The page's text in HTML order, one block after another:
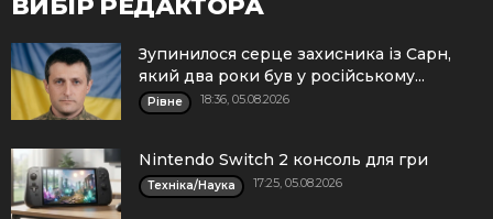
ВИБІР РЕДАКТОРА
Зупинилося серце захисника із Сарн,
який два роки був у російському...
Рівне 18:36, 05.08.2026
Nintendo Switch 2 консоль для гри
Техніка/Наука 17:25, 05.08.2026